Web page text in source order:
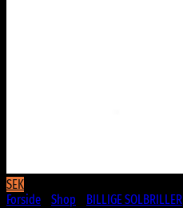
SEK
Forside
Shop BILLIGE SOLBRILLER